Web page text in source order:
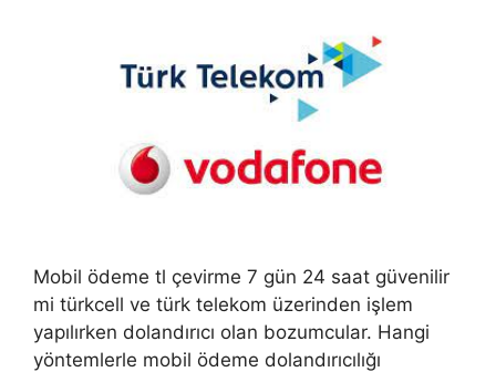
Mobil ödeme tl çevirme 7 gün 24 saat güvenilir
mi türkcell ve türk telekom üzerinden işlem
yapılırken dolandırıcı olan bozumcular. Hangi
yöntemlerle mobil ödeme dolandırıcılığı